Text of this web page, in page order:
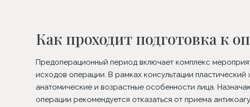
Как проходит подготовка к
Предоперационный период включает комплекс
исходов операции. В рамках консультации
анатомические и возрастные особенности лица.
операции рекомендуется отказаться от приема